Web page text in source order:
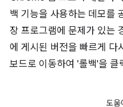
백 기능을 사용하는 데모를
장 프로그램에 문제가 있는
에 게시된 버전을 빠르게 다
보드로 이동하여 '롤백'을 클
도움